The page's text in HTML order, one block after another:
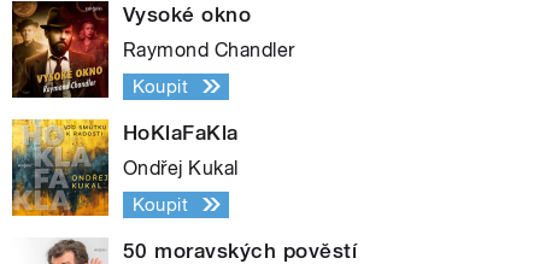
Vysoké okno
Raymond Chandler
Koupit
HoKlaFaKla
Ondřej Kukal
Koupit
50 moravských pověstí